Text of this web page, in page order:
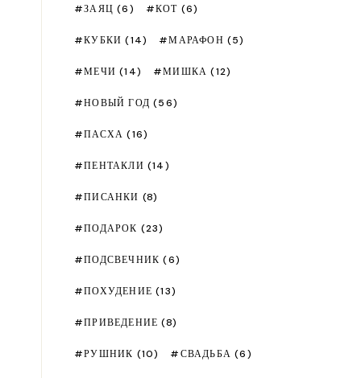
ЗАЯЦ (6) КОТ (6)
КУБКИ (14) МАРАФОН (5)
МЕЧИ (14) МИШКА (12)
НОВЫЙ ГОД (56)
ПАСХА (16)
ПЕНТАКЛИ (14)
ПИСАНКИ (8)
ПОДАРОК (23)
ПОДСВЕЧНИК (6)
ПОХУДЕНИЕ (13)
ПРИВЕДЕНИЕ (8)
РУШНИК (10) СВАДЬБА (6)